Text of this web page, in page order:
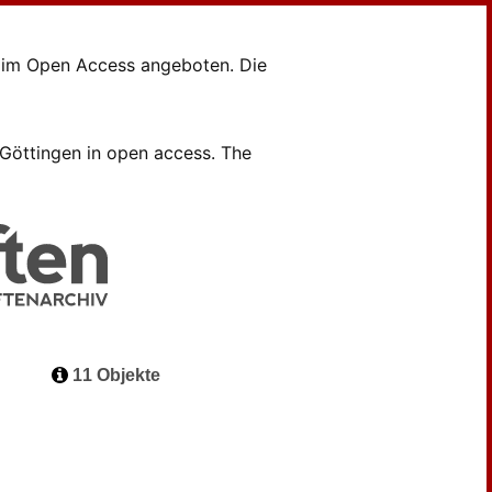
Open Access angeboten. Die
in open access. The
11 Objekte